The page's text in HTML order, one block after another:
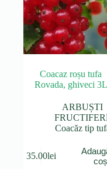
Coacaz roșu tufa
Rovada, ghiveci 3L
ARBUȘTI
Coacăz tip
35.00lei
coș